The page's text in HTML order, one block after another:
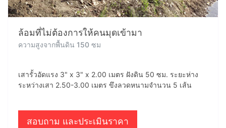
ล้อมที่ไม่ต้องการให้คนมุดเข้ามา
ความสูงจากพื้นดิน 150 ซม
เสารั้วอัดแรง 3" x 3" x 2.00 เมตร ฝังดิน 50 ซม. ระยะห่าง
ระหว่างเสา 2.50-3.00 เมตร ขึงลวดหนามจำนวน 5 เส้น
สอบถาม และประเมินราคา